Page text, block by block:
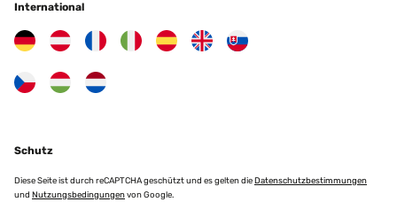
International
Schutz
Diese Seite ist durch reCAPTCHA geschützt und es gelten dieDatenschutzbestimmungen
und Nutzungsbedingungenvon Google.